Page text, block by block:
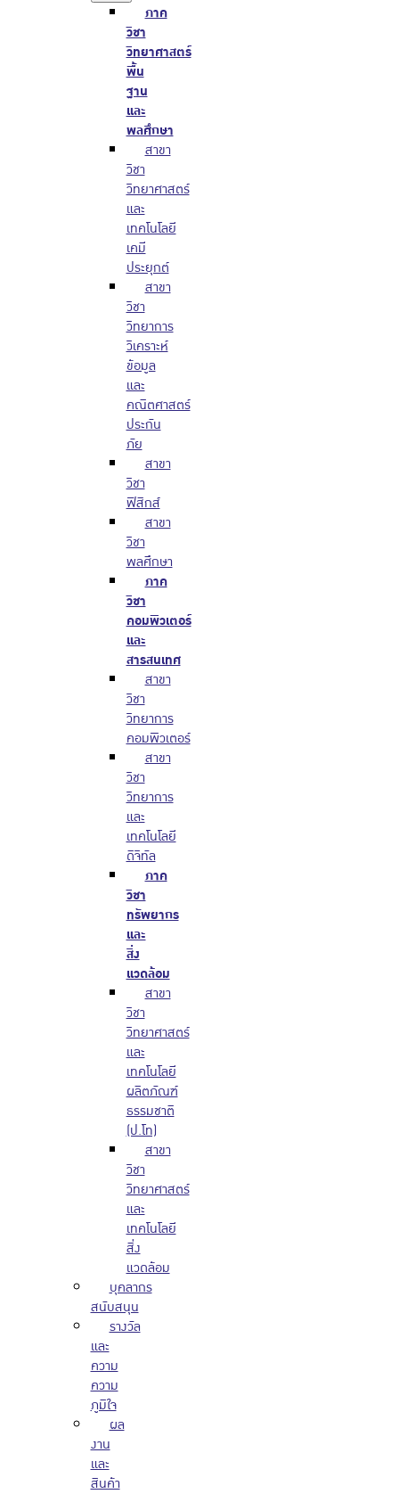
ภาค
วิชา
วิทยาศาสตร์
พื้น
ฐาน
และ
พลศึกษา
สาขา
วิชา
วิทยาศาสตร์
และ
เทคโนโลยี
เคมี
ประยุกต์
สาขา
วิชา
วิทยาการ
วิเคราะห์
ข้อมูล
และ
คณิตศาสตร์
ประกัน
ภัย
สาขา
วิชา
ฟิสิกส์
สาขา
วิชา
พลศึกษา
ภาค
วิชา
คอมพิวเตอร์
และ
สารสนเทศ
สาขา
วิชา
วิทยาการ
คอมพิวเตอร์
สาขา
วิชา
วิทยาการ
และ
เทคโนโลยี
ดิจิทัล
ภาค
วิชา
ทรัพยากร
และ
สิ่ง
แวดล้อม
สาขา
วิชา
วิทยาศาสตร์
และ
เทคโนโลยี
ผลิตภัณฑ์
ธรรมชาติ
(ป.โท)
สาขา
วิชา
วิทยาศาสตร์
และ
เทคโนโลยี
สิ่ง
แวดล้อม
บุคลากร
สนับสนุน
รางวัล
และ
ความ
ความ
ภูมิใจ
ผล
งาน
และ
สินค้า